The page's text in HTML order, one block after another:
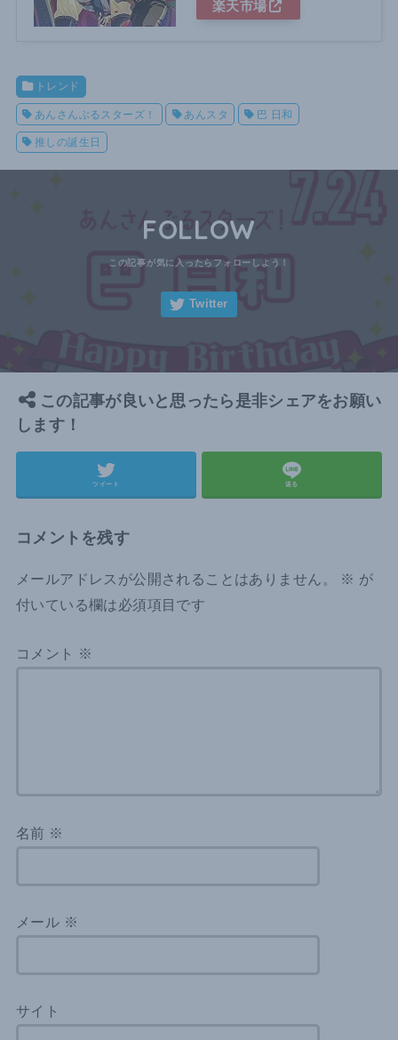
楽天市場
トレンド
あんさんぶるスターズ！ あんスタ 巴 日和
推しの誕生日
FOLLOW
この記事が良いと思ったら是非シェアをお願い
します！
ツイート 送る
コメントを残す
メールアドレスが公開されることはありません。 ※ が
付いている欄は必須項目です
コメント ※
名前 ※
メール ※
サイト